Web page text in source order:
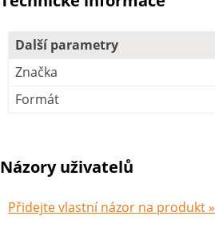
Další parametry
Značka
Formát
Názory uživatelů
Přidejte vlastní názor na produkt »